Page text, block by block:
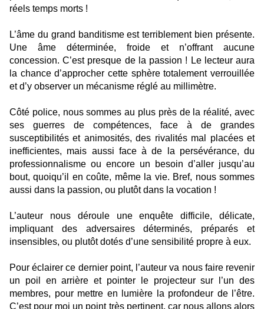
réels temps morts !
L’âme du grand banditisme est terriblement bien présente.
Une âme déterminée, froide et n’offrant aucune
concession. C’est presque de la passion ! Le lecteur aura
la chance d’approcher cette sphère totalement verrouillée
et d’y observer un mécanisme réglé au millimètre.
Côté police, nous sommes au plus près de la réalité, avec
ses guerres de compétences, face à de grandes
susceptibilités et animosités, des rivalités mal placées et
inefficientes, mais aussi face à de la persévérance, du
professionnalisme ou encore un besoin d’aller jusqu’au
bout, quoiqu’il en coûte, même la vie. Bref, nous sommes
aussi dans la passion, ou plutôt dans la vocation !
L’auteur nous déroule une enquête difficile, délicate,
impliquant des adversaires déterminés, préparés et
insensibles, ou plutôt dotés d’une sensibilité propre à eux.
Pour éclairer ce dernier point, l’auteur va nous faire revenir
un poil en arrière et pointer le projecteur sur l’un des
membres, pour mettre en lumière la profondeur de l’être.
C’est pour moi un point très pertinent, car nous allons alors